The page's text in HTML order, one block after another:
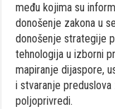
među kojima su
donošenje zakona u
donošenje strategije
tehnologija u izborni
mapiranje dijaspore,
i stvaranje
poljoprivredi.